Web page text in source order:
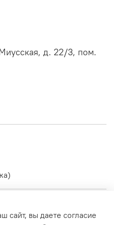
д. 22/3, пом.
сайт, вы даете согласие